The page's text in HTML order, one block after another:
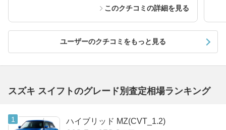
このクチコミの詳細を見る
ユーザーのクチコミをもっと見る
スズキ スイフトのグレード別査定相場ランキング
ハイブリッド MZ(CVT_1.2)